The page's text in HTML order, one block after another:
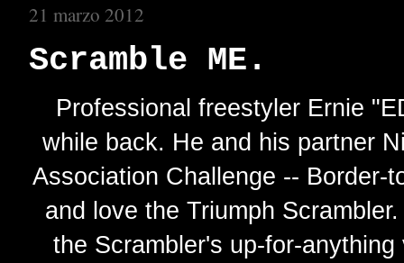
21 marzo 2012
Scramble ME.
Professional freestyler Ernie
while back. He and his partner
Association Challenge -- Border-
and love the Triumph
the Scrambler's up-for-